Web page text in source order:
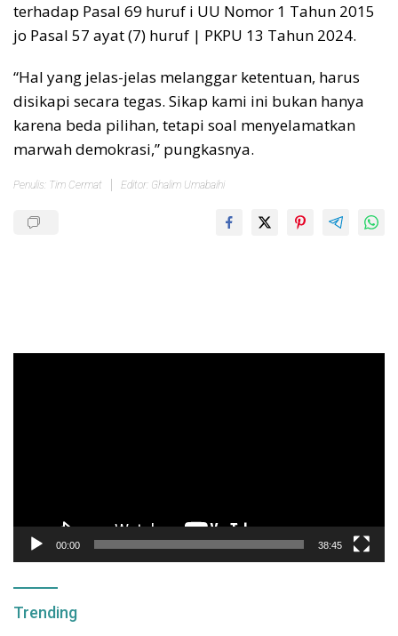
terhadap Pasal 69 huruf i UU Nomor 1 Tahun 2015
jo Pasal 57 ayat (7) huruf | PKPU 13 Tahun 2024.
“Hal yang jelas-jelas melanggar ketentuan, harus
disikapi secara tegas. Sikap kami ini bukan hanya
karena beda pilihan, tetapi soal menyelamatkan
marwah demokrasi,” pungkasnya.
Penulis: Tim Cermat Editor: Ghalim Umabaihi
00:00 38:45
Trending